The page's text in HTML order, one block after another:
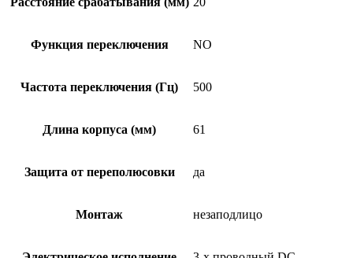
Функция переключения NO
Частота переключения (Гц) 500
Длина корпуса (мм) 61
Защита от переполюсовки да
Монтаж незаподлицо